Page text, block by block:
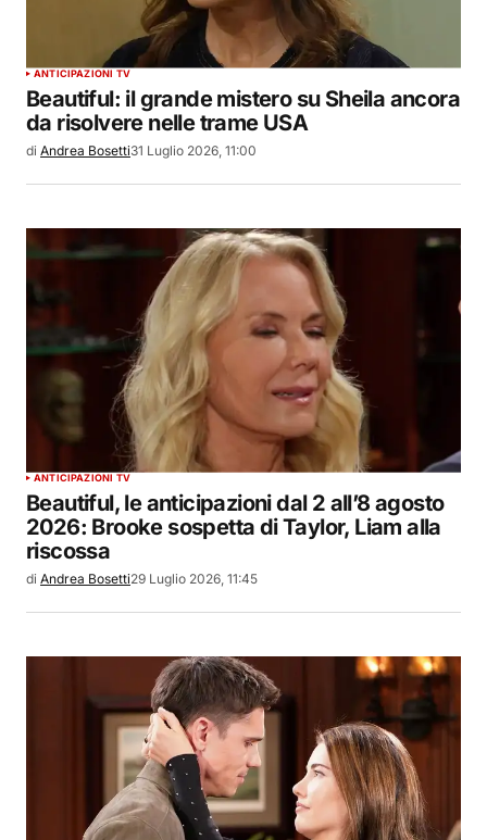
ANTICIPAZIONI TV
Beautiful: il grande mistero su Sheila ancora
da risolvere nelle trame USA
di Andrea Bosetti31 Luglio 2026, 11:00
ANTICIPAZIONI TV
Beautiful, le anticipazioni dal 2 all’8 agosto
2026: Brooke sospetta di Taylor, Liam alla
riscossa
di Andrea Bosetti29 Luglio 2026, 11:45